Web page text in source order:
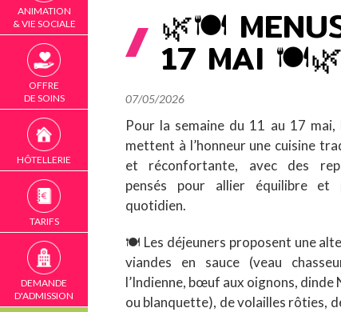
ANIMATION
& VIE SOCIALE
OFFRE
DE SOINS
HÔTELLERIE
TARIFS
DEMANDE
D'ADMISSION
FIL
D'ARIANE
🌿🍽️
17 MAI 🍽️🌿
07/05/2026
Pour la semaine du 11 au 17 mai,
mettent à l’honneur une cuisine
et réconfortante, avec des
pensés pour allier équilibre et
quotidien.
🍽️ Les déjeuners proposent une
viandes en sauce (veau
l’Indienne, bœuf aux oignons, dinde
ou blanquette), de volailles rôties,